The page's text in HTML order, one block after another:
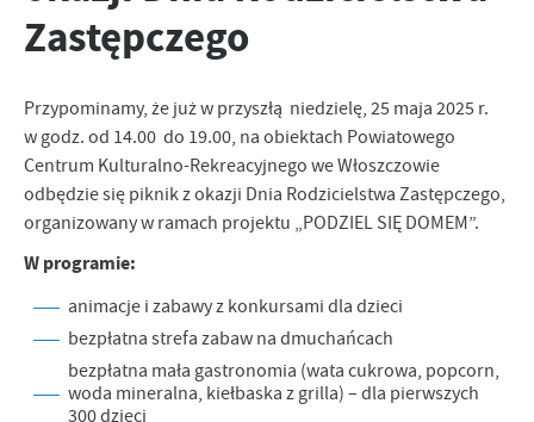
Zastępczego
Przypominamy, że już w przyszłą niedzielę, 25 maja 2025 r.
w godz. od 14.00 do 19.00, na obiektach Powiatowego
Centrum Kulturalno-Rekreacyjnego we Włoszczowie
odbędzie się piknik z okazji Dnia Rodzicielstwa Zastępczego,
organizowany w ramach projektu „PODZIEL SIĘ DOMEM”.
W programie:
animacje i zabawy z konkursami dla dzieci
bezpłatna strefa zabaw na dmuchańcach
bezpłatna mała gastronomia (wata cukrowa, popcorn,
woda mineralna, kiełbaska z grilla) – dla pierwszych
300 dzieci
personalizację określonych funkcjonalności czy prezentowanych
treści.
Dzięki tym plikom cookies możemy zapewnić Ci większy komfort
jej do Twoich indywidualnych preferencji. Wyrażenie zgody na
funkcjonalne i personalizacyjne pliki cookies gwarantuje
dostępność większej ilości funkcji na stronie.
Analityczne
Analityczne pliki cookies pomagają nam rozwijać się i
dostosowywać do Twoich potrzeb.
Cookies analityczne pozwalają na uzyskanie informacji w zakresie
wykorzystywania witryny internetowej, miejsca oraz częstotliwości,
ocenę naszych serwisów internetowych pod względem ich
popularności wśród użytkowników. Zgromadzone informacje są
przetwarzane w formie zanonimizowanej. Wyrażenie zgody na
analityczne pliki cookies gwarantuje dostępność wszystkich
funkcjonalności.
Reklamowe
Dzięki reklamowym plikom cookies prezentujemy Ci najciekawsze
informacje i aktualności na stronach naszych partnerów.
Promocyjne pliki cookies służą do prezentowania Ci naszych